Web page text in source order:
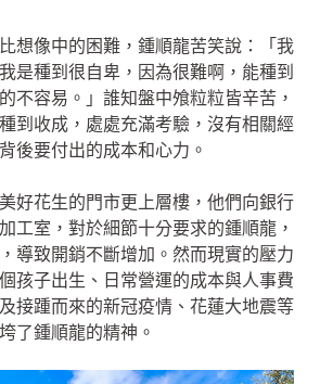
想像中的困難，鍾順龍苦笑說：「我
是種到很自卑，因為很難啊，能種到
不容易。」誰知盤中飧粒粒皆辛苦，
到收成，處處充滿考驗，沒有相關經
後要付出的成本和心力。
好花生的門市更上層樓，他們向銀行
工室，對於細節十分要求的鍾順龍，
導致開銷不斷增加。然而現實的壓力
孩子出生、日常營運的成本與人事費
接踵而來的新冠疫情、花蓮大地震等
了鍾順龍的精神。